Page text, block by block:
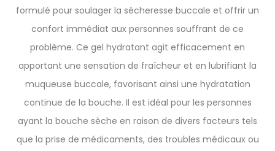
formulé pour soulager la sécheresse buccale et offrir un
confort immédiat aux personnes souffrant de ce
problème. Ce gel hydratant agit efficacement en
apportant une sensation de fraîcheur et en lubrifiant la
muqueuse buccale, favorisant ainsi une hydratation
continue de la bouche. Il est idéal pour les personnes
ayant la bouche sèche en raison de divers facteurs tels
que la prise de médicaments, des troubles médicaux ou